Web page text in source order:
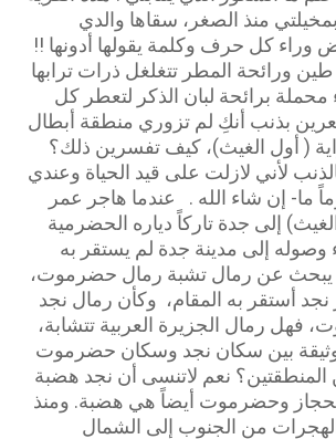
منذ الصغر، سقاها والدي
كل حرف وكلمة يقولها أدونها !!
ورائحة المطر تتغلغل ذرات ترابها
برائحة لبان الذكر لتعطر كل
بذنب أنكِ لم تزوري منطقة أبطال
( أول الغيث)، كيف تفسرين ذلك؟
لأني لازلت على قيد الحياة وعندي
ما- إن شاء الله . عندما هاجر عمر
إلى جدة تاركاً دياره الحضرمية
وصوله إلى مدينة جدة لم يستقر به
يبحث عن رمال تشبة رمال حضرموت،
أستقر به المقام، وكأن رمال نجد
رمال الجزيرة العربية تتشابة،
بين سكان نجد وسكان حضرموت
المنطقتين؟ نعم لاتنسى أن نجد هضبة
وحضرموت أيضاً هي هضبة. ومنذ
من الجنوب إلى الشمال